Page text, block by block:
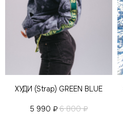
ХУДИ (Strap) GREEN BLUE
5 990 ₽6 800 ₽